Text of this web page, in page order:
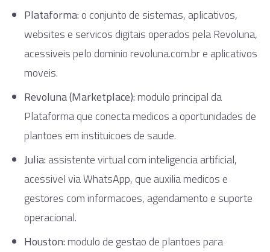
Plataforma:o conjunto de sistemas, aplicativos,
websites e servicos digitais operados pela Revoluna,
acessiveis pelo dominio revoluna.com.br e aplicativos
moveis.
Revoluna (Marketplace):modulo principal da
Plataforma que conecta medicos a oportunidades de
plantoes em instituicoes de saude.
Julia: assistente virtual com inteligencia artificial,
acessivel via WhatsApp, que auxilia medicos e
gestores com informacoes, agendamento e suporte
operacional.
Houston:modulo de gestao de plantoes para